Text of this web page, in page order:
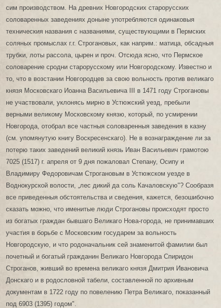
сим производством. На древних Новгородских старорусских
соловаренных заведениях доныне употребляются одинаковыя
техническия названия с названиями, существующими в Пермских
соляных промыслах г.г. Строгановых, как наприм.: матица, обсадныя
трубки, лоты рассола, цырен и проч. Отсюда ясно, что Пермское
соловарение сродни старорусскому или Новгородскому. Известно и
то, что в возстании Новгородцев за свою вольность против великаго
князя Московскаго Иоанна Васильевича III в 1471 году Строгановы
не участвовали, уклонясь мирно в Устюжский уезд, пребыли
верными великому Московскому князю, который, по усмирении
Новгорода, отобрал все частныя соловаренныя заведения в казну
(см. упомянутую книгу Воскресенскаго). Не в вознаграждение ли за
потерю таких заведений великий князь Иван Васильевич грамотою
7025 (1517) г. апреля от 9 дня пожаловал Степану, Осипу и
Владимиру Федоровичам Строгановым в Устюжском уезде в
Воднокурской волости, „лес дикий да соль Качаловскую"? Сообразя
все приведенныя обстоятельства и сведения, кажется, безошибочно
сказать можно, что именитые люди Строгановы происходят просто
из богатых граждан бывшаго Великаго Нова-города, не принимавших
участия в борьбе с Московским государем за вольность
Новгородскую, и что родоначальник сей знаменитой фамилии был
почетный и богатый гражданин Великаго Новгорода Спиридон
Строганов, живший во времена великаго князя Дмитрия Ивановича
Донскаго и в родословной табели, составленной по архивным
документам в 1722 году по повелению Петра Великаго, показанный
под 6903 (1395) годом".